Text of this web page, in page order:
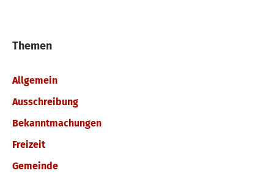
Themen
Allgemein
Ausschreibung
Bekanntmachungen
Freizeit
Gemeinde